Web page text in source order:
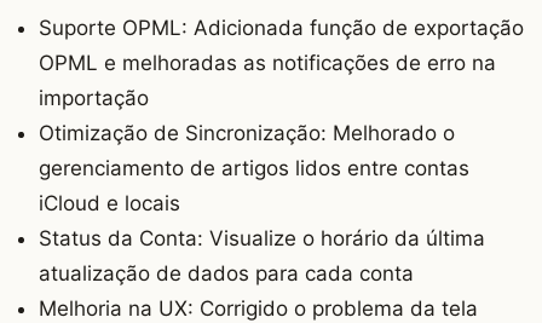
Suporte OPML: Adicionada função de exportação
OPML e melhoradas as notificações de erro na
importação
Otimização de Sincronização: Melhorado o
gerenciamento de artigos lidos entre contas
iCloud e locais
Status da Conta: Visualize o horário da última
atualização de dados para cada conta
Melhoria na UX: Corrigido o problema da tela